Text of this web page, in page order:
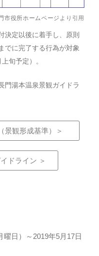
市役所ホームページ より引用
決定以後に着手し、原則
でに完了する行為が対象
旬予定）。
門湯本温泉景観ガイドラ
景観形成基準）＞
ドライン ＞
曜日）～2019年5月17日